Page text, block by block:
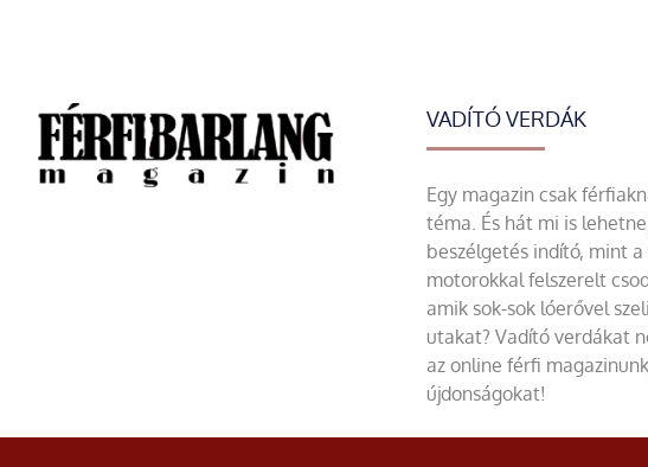
VADÍTÓ VERDÁK
Egy magazin csak
téma. És hát mi is
beszélgetés indító, mint
motorokkal felszerelt
amik sok-sok lóerővel
utakat? Vadító verdákat
az online férfi
újdonságokat!